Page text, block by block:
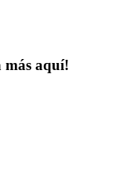
más aquí!